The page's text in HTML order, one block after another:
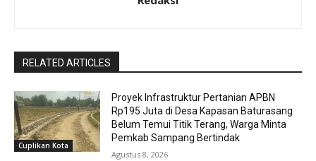
RELATED ARTICLES
Cuplikan Kota
Proyek Infrastruktur Pertanian APBN
Rp195 Juta di Desa Kapasan Baturasang
Belum Temui Titik Terang, Warga Minta
Pemkab Sampang Bertindak
Agustus 8, 2026